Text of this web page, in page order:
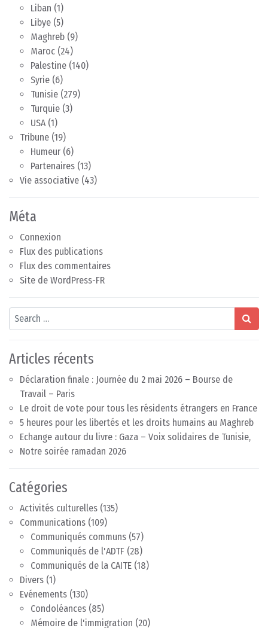
Liban (1)
Libye (5)
Maghreb (9)
Maroc (24)
Palestine (140)
Syrie (6)
Tunisie (279)
Turquie (3)
USA(1)
Tribune (19)
Humeur (6)
Partenaires (13)
Vie associative (43)
Méta
Connexion
Flux des publications
Flux des commentaires
Site de WordPress-FR
Search
Articles récents
Déclaration finale : Journée du 2 mai 2026 – Bourse de
Travail – Paris
Le droit de vote pour tous les résidents étrangers en France
5 heures pour les libertés et les droits humains au Maghreb
Echange autour du livre : Gaza – Voix solidaires de Tunisie,
Notre soirée ramadan 2026
Catégories
Activités culturelles (135)
Communications (109)
Communiqués communs (57)
Communiqués de l'ADTF (28)
Communiqués de la CAITE (18)
Divers (1)
Evénements (130)
Condoléances (85)
Mémoire de l'immigration (20)